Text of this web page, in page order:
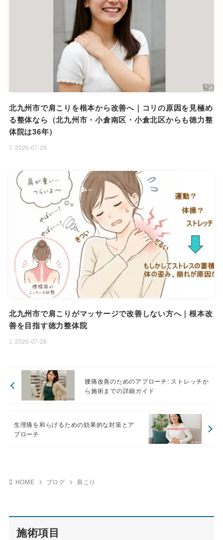
北九州市で肩こりを根本から改善へ｜コリの原因を見極め
る整体なら（北九州市・小倉南区・小倉北区からも徳力整
体院は36年）
2026-07-29
北九州市で肩こりがマッサージで改善しない方へ｜根本改
善を目指す徳力整体院
2026-07-28
腰痛改善のためのアプローチ: ストレッチか
ら施術までの詳細ガイド
生理痛を和らげるための効果的な対策とア
プローチ
HOME ブログ 肩こり
施術項目